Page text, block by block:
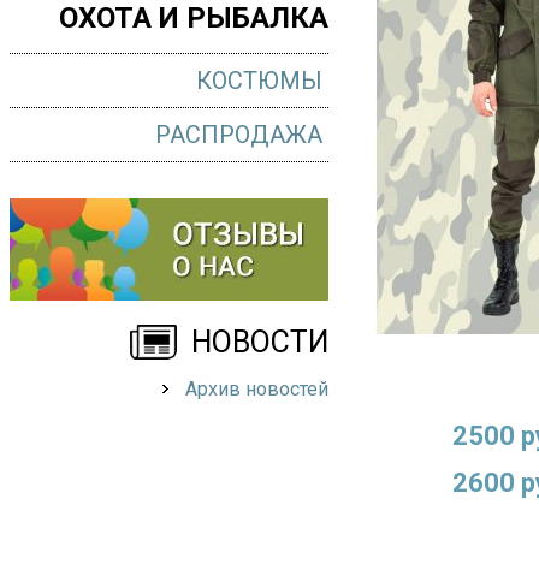
ОХОТА И РЫБАЛКА
КОСТЮМЫ
РАСПРОДАЖА
НОВОСТИ
Архив новостей
2500
2600